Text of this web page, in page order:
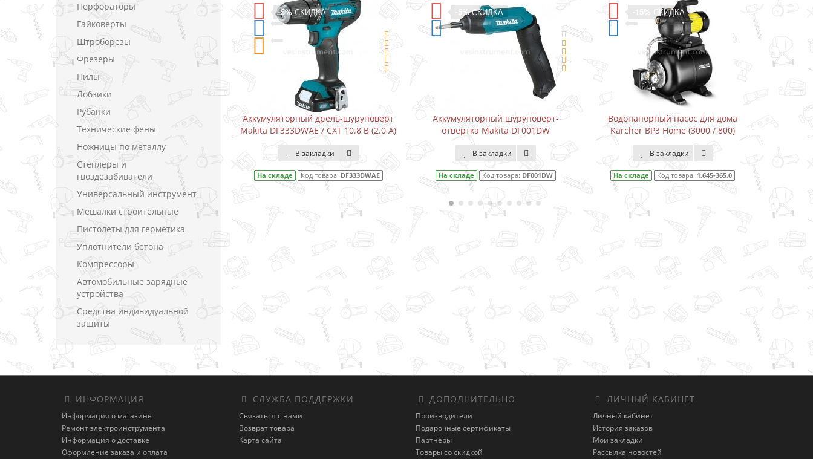
Перфораторы
Гайковерты
Штроборезы
Фрезеры
Пилы
Лобзики
Рубанки
Технические фены
Ножницы по металлу
Степлеры и
гвоздезабиватели
Универсальный инструмент
Мешалки строительные
Пистолеты для герметика
Уплотнители бетона
Компрессоры
Автомобильные зарядные
устройства
Средства индивидуальной
защиты
-5%СКИДКА
Аккумуляторный дрель-шуруповерт
Makita DF333DWYE / CXT 10.8 В (1.5 А)
В закладки
На складе Код товара: DF333DWYE
-5%СКИДКА
Аккумуляторный дрель-шуруповерт
Makita DF333DWAE / CXT 10.8 В (2.0 А)
В закладки
На складе Код товара: DF333DWAE
-5%СКИДКА
Аккумуляторный шуруповерт-
отвертка Makita DF001DW
В закладки
На складе Код товара: DF001DW
СКИДКА
Водонапорный насос для дома
Karcher BP3 Home (3000 / 800)
В закладки
На складе Код товара: 1.645-365.0
ИНФОРМАЦИЯ
Информация о магазине
Ремонт электроинструмента
Информация о доставке
Оформление заказа и оплата
СЛУЖБА ПОДДЕРЖКИ
Связаться с нами
Возврат товара
Карта сайта
ДОПОЛНИТЕЛЬНО
Производители
Подарочные сертификаты
Партнёры
Товары со скидкой
ЛИЧНЫЙ КАБИНЕТ
Личный кабинет
История заказов
Мои закладки
Рассылка новостей